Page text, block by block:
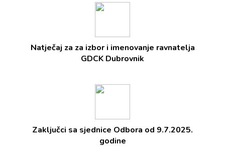
Natječaj za za izbor i imenovanje ravnatelja
GDCK Dubrovnik
Zaključci sa sjednice Odbora od 9.7.2025.
godine